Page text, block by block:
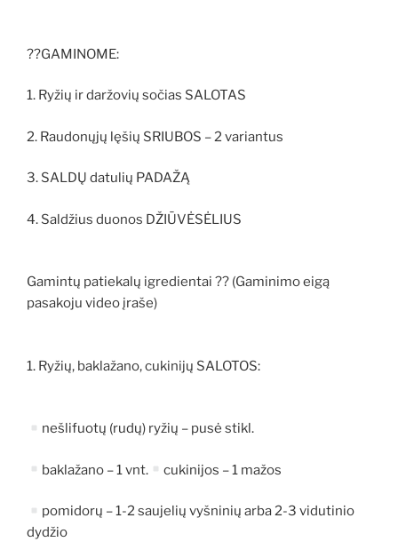
??GAMINOME:
1. Ryžių ir daržovių sočias SALOTAS
2. Raudonųjų lęšių SRIUBOS – 2 variantus
3. SALDŲ datulių PADAŽĄ
4. Saldžius duonos DŽIŪVĖSĖLIUS
Gamintų patiekalų igredientai ?? (Gaminimo eigą
pasakoju video įraše)
1. Ryžių, baklažano, cukinijų SALOTOS:
nešlifuotų (rudų) ryžių – pusė stikl.
baklažano – 1 vnt. cukinijos – 1 mažos
pomidorų – 1-2 saujelių vyšninių arba 2-3 vidutinio
dydžio